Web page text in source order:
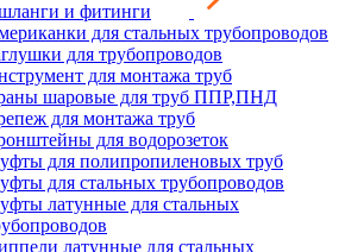
и фитинги
для стальных трубопроводов
для трубопроводов
для монтажа труб
шаровые для труб ППР,ПНД
для монтажа труб
для водорозеток
для полипропиленовых труб
для стальных трубопроводов
латунные для стальных
латунные для стальных